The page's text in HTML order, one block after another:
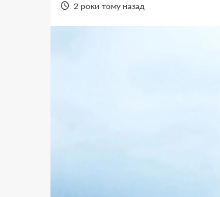
2 роки тому назад